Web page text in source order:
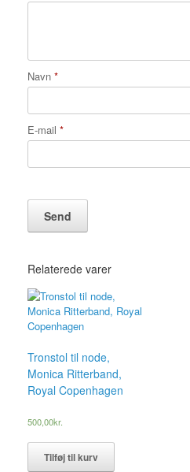
Navn *
E-mail *
Relaterede varer
Tronstol til node,
Monica Ritterband,
Royal Copenhagen
500,00kr.
Tilføj til kurv